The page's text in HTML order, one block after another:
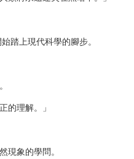
踏上現代科學的腳步。
的理解。」
現象的學問。